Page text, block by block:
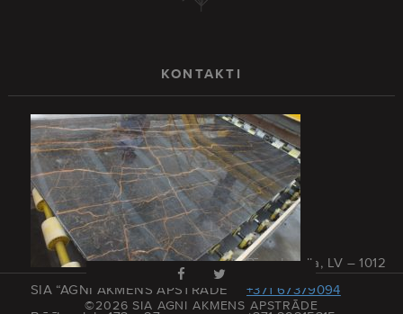
KONTAKTI
SIA “AGNI AKMENS APSTRĀDE”
Rīga, Latvija, LV – 1012
+371 67379094
©2026 SIA AGNI AKMENS APSTRĀDE